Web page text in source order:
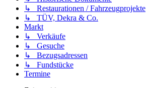
↳ Restaurationen / Fahrzeugprojekte
↳ TÜV, Dekra & Co.
Markt
↳ Verkäufe
↳ Gesuche
↳ Bezugsadressen
↳ Fundstücke
Termine